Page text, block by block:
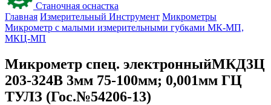
Станочная оснастка
Главная Измерительный Инструмент Микрометры
Микрометр с малыми измерительными губками МК-МП,
МКЦ-МП
Микрометр спец. электронныйМКД3Ц
203-324В 3мм 75-100мм; 0,001мм ГЦ
ТУЛЗ (Гос.№54206-13)